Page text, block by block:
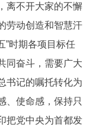
图说互动
离不开大家的不懈
劳动创造和智慧汗
”时期各项目标任
同奋斗，需要广大
书记的嘱托转化为
、使命感，保持只
把党中央为首都发